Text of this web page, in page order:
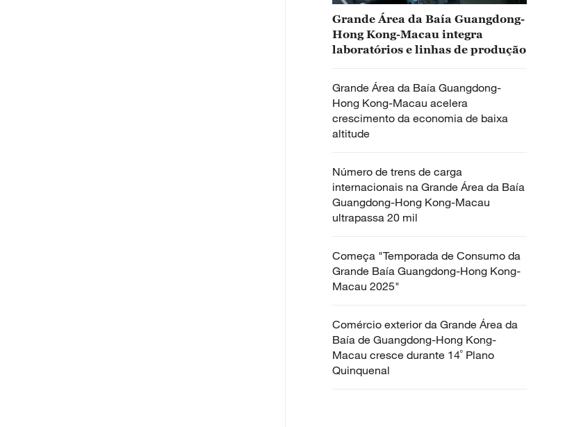
Grande Área da Baía Guangdong-
Hong Kong-Macau integra
laboratórios e linhas de produção
Grande Área da Baía Guangdong-
Hong Kong-Macau acelera
crescimento da economia de baixa
altitude
Número de trens de carga
internacionais na Grande Área da Baía
Guangdong-Hong Kong-Macau
ultrapassa 20 mil
Começa "Temporada de Consumo da
Grande Baía Guangdong-Hong Kong-
Macau 2025"
Comércio exterior da Grande Área da
Baía de Guangdong-Hong Kong-
Macau cresce durante 14˚ Plano
Quinquenal